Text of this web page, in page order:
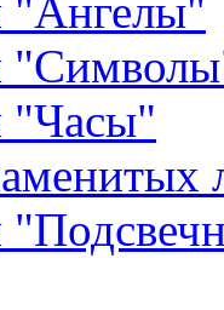
"Ангелы"
"Часы"